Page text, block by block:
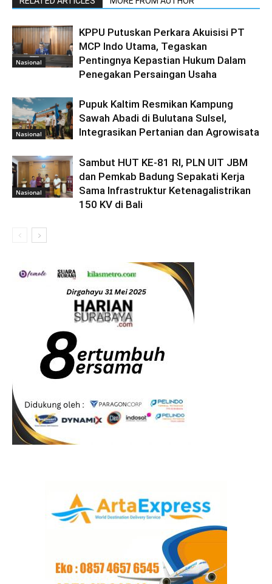
Nasional
KPPU Putuskan Perkara Akuisisi PT
MCP Indo Utama, Tegaskan
Pentingnya Kepastian Hukum Dalam
Penegakan Persaingan Usaha
Nasional
Pupuk Kaltim Resmikan Kampung
Sawah Abadi di Bulutana Sulsel,
Integrasikan Pertanian dan Agrowisata
Nasional
Sambut HUT KE-81 RI, PLN UIT JBM
dan Pemkab Badung Sepakati Kerja
Sama Infrastruktur Ketenagalistrikan
150 KV di Bali